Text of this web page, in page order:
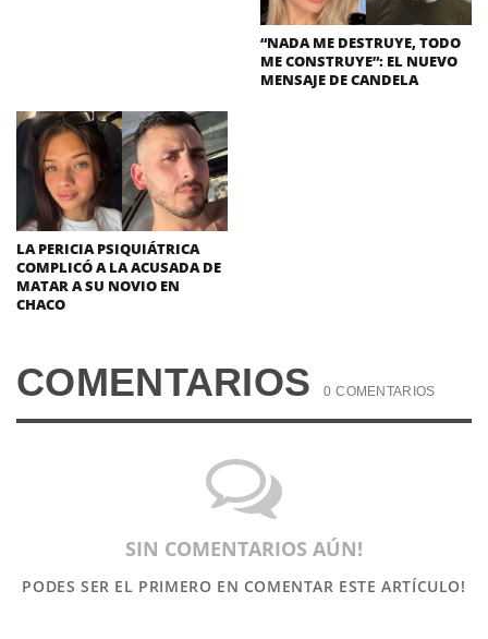
“NADA ME DESTRUYE, TODO
ME CONSTRUYE”: EL NUEVO
MENSAJE DE CANDELA
LA PERICIA PSIQUIÁTRICA
COMPLICÓ A LA ACUSADA DE
MATAR A SU NOVIO EN
CHACO
COMENTARIOS 0 COMENTARIOS
SIN COMENTARIOS AÚN!
PODES SER EL PRIMERO EN COMENTAR ESTE ARTÍCULO!